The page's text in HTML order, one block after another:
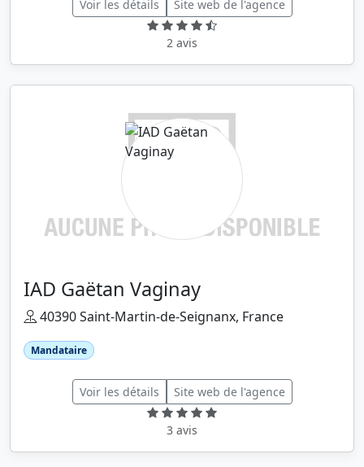
Voir les détails Site web de l'agence
2 avis
IAD Gaëtan Vaginay
40390 Saint-Martin-de-Seignanx, France
Mandataire
Voir les détails Site web de l'agence
3 avis